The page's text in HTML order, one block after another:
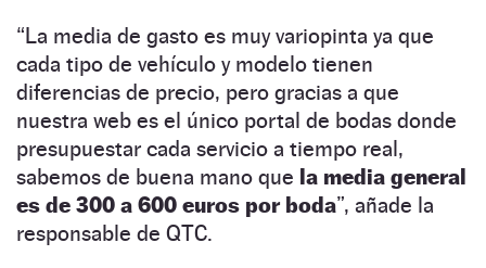
“La media de gasto es muy variopinta ya que
cada tipo de vehículo y modelo tienen
diferencias de precio, pero gracias a que
nuestra web es el único portal de bodas donde
presupuestar cada servicio a tiempo real,
sabemos de buena mano que la media general
es de 300 a 600 euros por boda”, añade la
responsable de QTC.